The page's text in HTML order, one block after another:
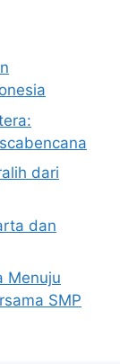
dari
dan
Menuju
SMP